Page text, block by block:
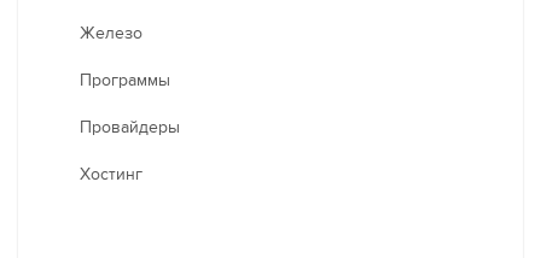
Железо
Программы
Провайдеры
Хостинг